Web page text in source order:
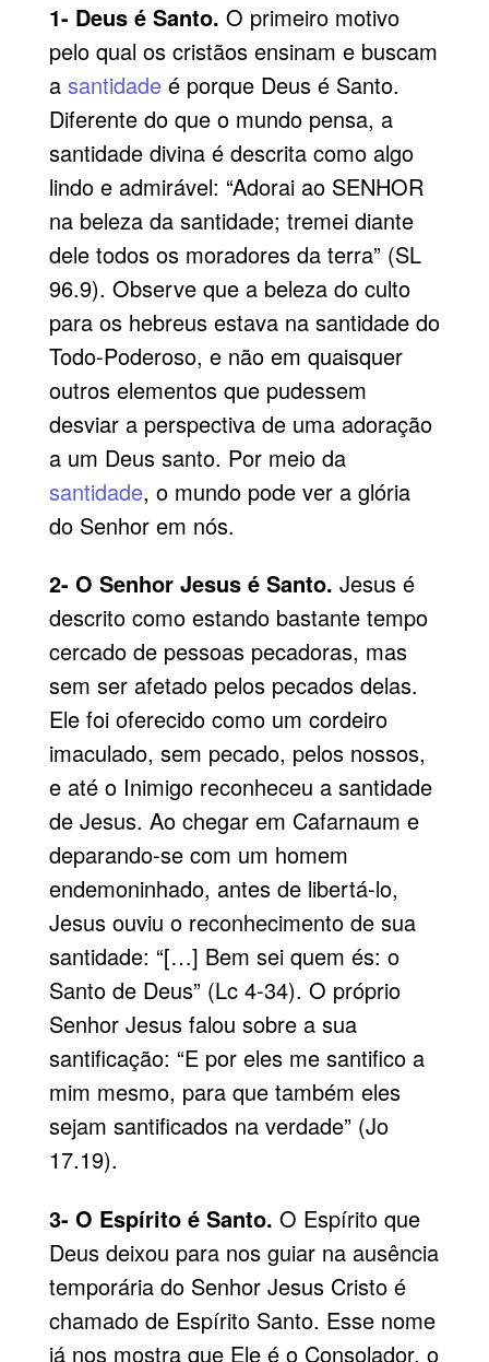
1- Deus é Santo. O primeiro motivo
pelo qual os cristãos ensinam e buscam
a santidadeé porque Deus é Santo.
Diferente do que o mundo pensa, a
santidade divina é descrita como algo
lindo e admirável: “Adorai ao SENHOR
na beleza da santidade; tremei diante
dele todos os moradores da terra” (SL
96.9). Observe que a beleza do culto
para os hebreus estava na santidade do
Todo-Poderoso, e não em quaisquer
outros elementos que pudessem
desviar a perspectiva de uma adoração
a um Deus santo. Por meio da
santidade, o mundo pode ver a glória
do Senhor em nós.
2- O Senhor Jesus é Santo. Jesus é
descrito como estando bastante tempo
cercado de pessoas pecadoras, mas
sem ser afetado pelos pecados delas.
Ele foi oferecido como um cordeiro
imaculado, sem pecado, pelos nossos,
e até o Inimigo reconheceu a santidade
de Jesus. Ao chegar em Cafarnaum e
deparando-se com um homem
endemoninhado, antes de libertá-lo,
Jesus ouviu o reconhecimento de sua
santidade: “[…] Bem sei quem és: o
Santo de Deus” (Lc 4-34). O próprio
Senhor Jesus falou sobre a sua
santificação: “E por eles me santifico a
mim mesmo, para que também eles
sejam santificados na verdade” (Jo
17.19).
3- O Espírito é Santo. O Espírito que
Deus deixou para nos guiar na ausência
temporária do Senhor Jesus Cristo é
chamado de Espírito Santo. Esse nome
já nos mostra que Ele é o Consolador, o